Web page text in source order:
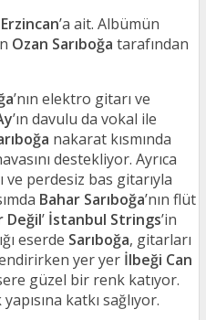
’a ait. Albümün
Ozan Sarıboğa tarafından
’nın elektro gitarı ve
’ın davulu da vokal ile
nakarat kısmında
destekliyor. Ayrıca
ve perdesiz bas gitarıyla
Bahar Sarıboğa’nın flüt
Değil’ İstanbul Strings’in
eserde Sarıboğa, gitarları
yer yer İlbeği Can
güzel bir renk katıyor.
katkı sağlıyor.